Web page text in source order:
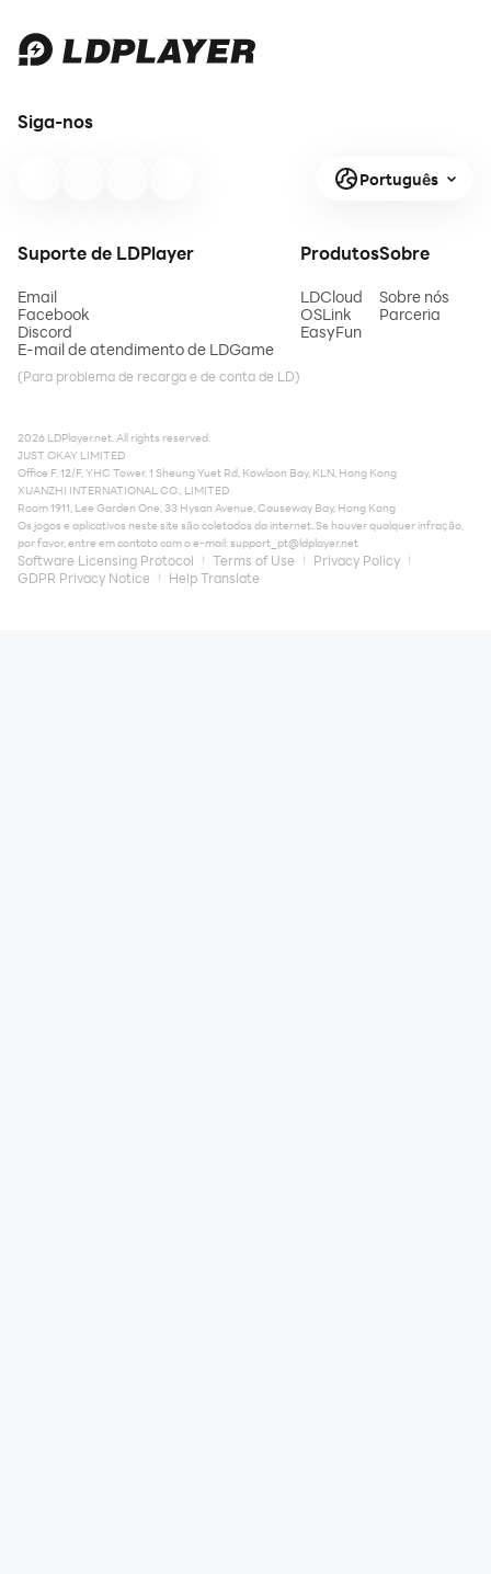
Siga-nos
Português
Suporte de LDPlayer
Email
Facebook
Discord
E-mail de atendimento de LDGame
(Para problema de recarga e de conta de LD)
Produtos
LDCloud
OSLink
EasyFun
Sobre
Sobre nós
Parceria
2026 LDPlayer.net. All rights reserved.
JUST OKAY LIMITED
Office F, 12/F, YHC Tower, 1 Sheung Yuet Rd, Kowloon Bay, KLN, Hong Kong
XUANZHI INTERNATIONAL CO., LIMITED
Room 1911, Lee Garden One, 33 Hysan Avenue, Causeway Bay, Hong Kong
Os jogos e aplicativos neste site são coletados da internet. Se houver qualquer infração,
por favor, entre em contato com o e-mail:support_pt@ldplayer.net
Software Licensing Protocol Terms of Use
Privacy Policy
GDPR Privacy Notice
Help Translate